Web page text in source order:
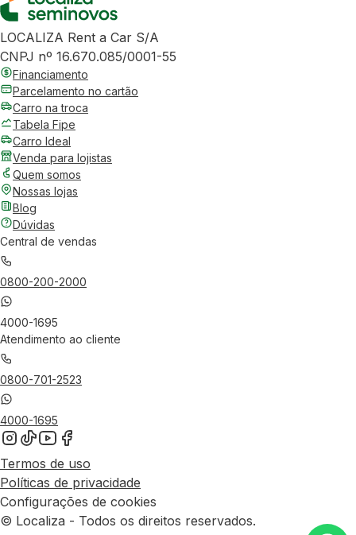
LOCALIZA Rent a Car S/A
CNPJ nº 16.670.085/0001-55
Financiamento
Parcelamento no cartão
Carro na troca
Tabela Fipe
Carro Ideal
Venda para lojistas
Quem somos
Nossas lojas
Blog
Dúvidas
Central de vendas
0800-200-2000
4000-1695
Atendimento ao cliente
0800-701-2523
4000-1695
Termos de uso
Políticas de privacidade
Configurações de cookies
© Localiza - Todos os direitos reservados.